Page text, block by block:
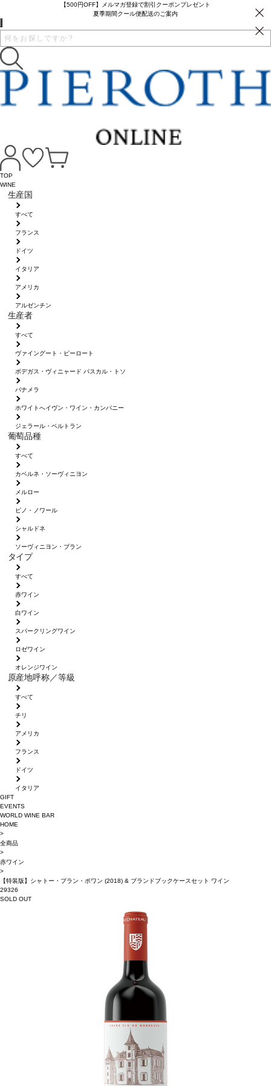
【500円OFF】メルマガ登録で割引クーポンプレゼント
夏季期間クール便配送のご案内
TOP
WINE
生産国
すべて
フランス
ドイツ
イタリア
アメリカ
アルゼンチン
生産者
すべて
ヴァイングート・ピーロート
ボデガス・ヴィニャード パスカル・トソ
パナメラ
ホワイトへイヴン・ワイン・カンパニー
ジェラール・ベルトラン
葡萄品種
すべて
カベルネ・ソーヴィニヨン
メルロー
ピノ・ノワール
シャルドネ
ソーヴィニヨン・ブラン
タイプ
すべて
赤ワイン
白ワイン
スパークリングワイン
ロゼワイン
オレンジワイン
原産地呼称／等級
すべて
チリ
アメリカ
フランス
ドイツ
イタリア
GIFT
EVENTS
WORLD WINE BAR
HOME
>
全商品
>
赤ワイン
>
【特装版】シャトー・プラン・ポワン (2018) & ブランドブックケースセット ワイン
29326
SOLD OUT